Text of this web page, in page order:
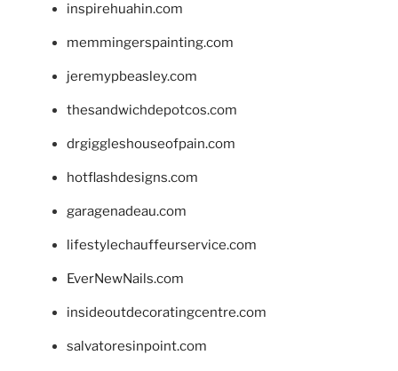
inspirehuahin.com
memmingerspainting.com
jeremypbeasley.com
thesandwichdepotcos.com
drgiggleshouseofpain.com
hotflashdesigns.com
garagenadeau.com
lifestylechauffeurservice.com
EverNewNails.com
insideoutdecoratingcentre.com
salvatoresinpoint.com